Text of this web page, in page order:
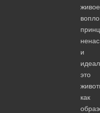
живое
и
это
как